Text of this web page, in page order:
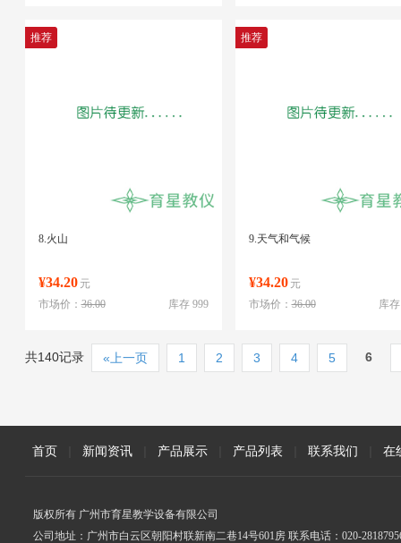
推荐
8.火山
¥34.20 元
库存 999
市场价：36.00
推荐
9.天气和气候
¥34.20 元
库
市场价：36.00
共140记录 «上一页 1 2 3 4 5 6
首页 新闻资讯 产品展示 产品列表 联系我们 在
版权所有 广州市育星教学设备有限公司
公司地址：广州市白云区朝阳村联新南二巷14号601房 联系电话：020-